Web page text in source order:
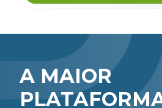
A MAIOR